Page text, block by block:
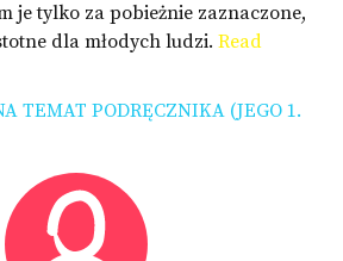
je tylko za pobieżnie zaznaczone,
dla młodych ludzi. Read
TEMAT PODRĘCZNIKA (JEGO 1.